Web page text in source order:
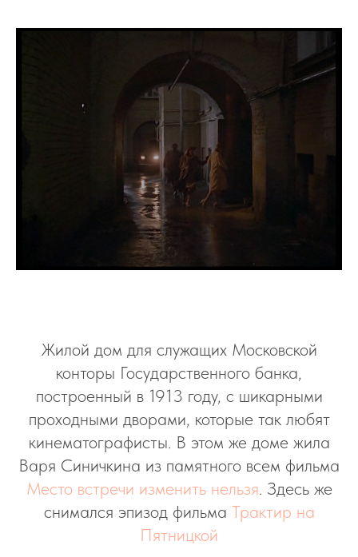
Жилой дом для служащих Московской
конторы Государственного банка,
построенный в 1913 году, с шикарными
проходными дворами, которые так любят
кинематографисты. В этом же доме жила
Варя Синичкина из памятного всем фильма
Место встречи изменить нельзя. Здесь же
снимался эпизод фильма Трактир на
Пятницкой